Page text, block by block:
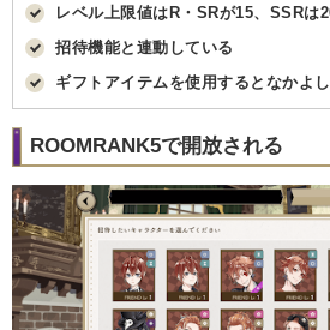
レベル上限値はR・SRが15、SSRは
招待機能と連動している
ギフトアイテムを使用するとなかよ
ROOMRANK5で開放される